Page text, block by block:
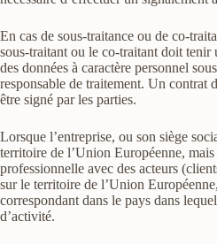
En cas de sous-traitance ou de co-
sous-traitant ou le co-traitant doit tenir
des données à caractère personnel
responsable de traitement. Un contrat
être signé par les parties.
Lorsque l’entreprise, ou son siège
territoire de l’Union Européenne,
professionnelle avec des acteurs
sur le territoire de l’Union
correspondant dans le pays dans
d’activité.